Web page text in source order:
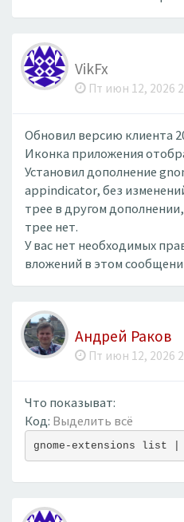
VikFx
Пт июн 12, 2026
Обновил версию клиента
Иконка приложения
Установил дополнение
appindicator, без
трее в другом
трее нет.
У вас нет необходимых
вложений в этом
Андрей Раков
Пт июн 12, 2026
Что показыват:
Код: Выделить всё
gnome-extensions list